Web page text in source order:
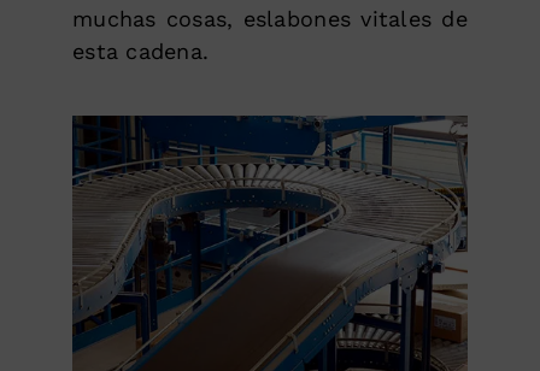
muchas cosas, eslabones vitales de
esta cadena.